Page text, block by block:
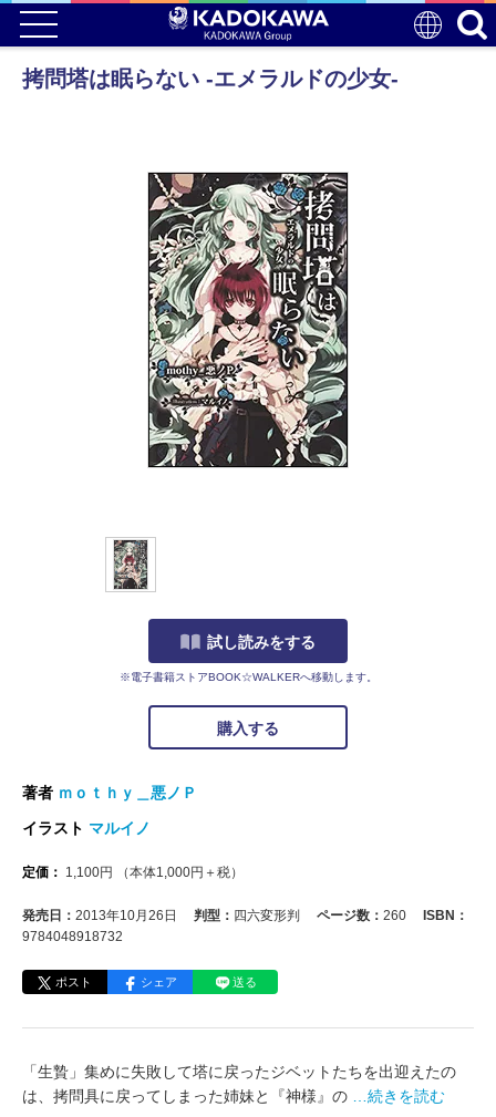
拷問塔は眠らない ‐エメラルドの少女‐
試し読みをする
※電子書籍ストアBOOK☆WALKERへ移動します。
購入する
著者 ｍｏｔｈｙ＿悪ノＰ
イラスト マルイノ
定価： 1,100円 （本体1,000円＋税）
発売日： 2013年10月26日 判型： 四六変形判 ページ数： 260
ISBN：
9784048918732
ポスト シェア 送る
「生贄」集めに失敗して塔に戻ったジベットたちを出迎えたの
は、拷問具に戻ってしまった姉妹と『神様』の
…続きを読む